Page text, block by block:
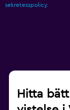
sekretesspolicy.
Hitta